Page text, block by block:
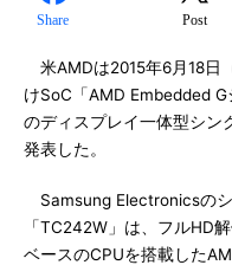
Share Post
米AMDは2015年6月18日
けSoC「AMD Embedded
のディスプレイ一体型シン
発表した。
Samsung Electronicsのシ
「TC242W」は、フルHD
ベースのCPUを搭載した